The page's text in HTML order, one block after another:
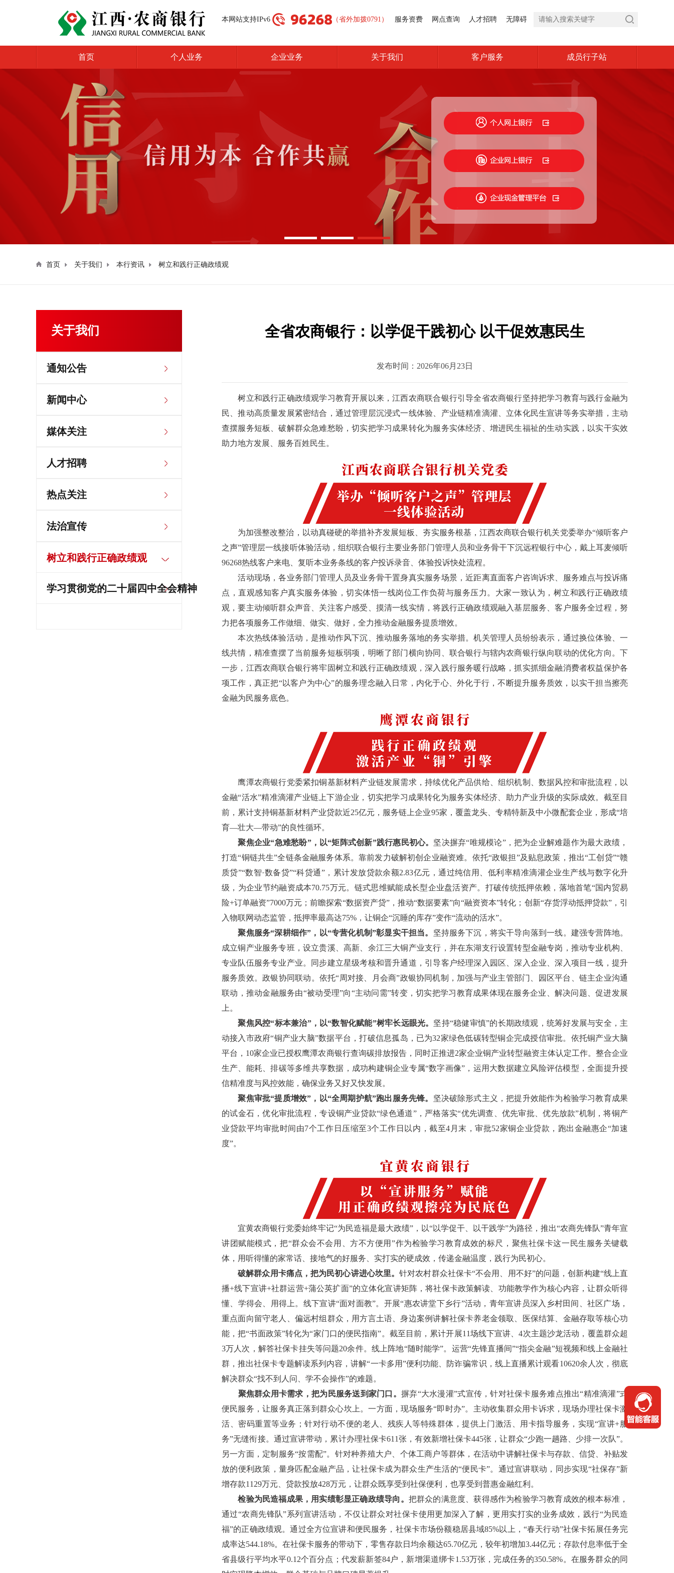
本网站支持IPv6 （省外加拨0791） 服务资费 网点查询 人才招聘 无障碍
首页 个人业务 企业业务 关于我们 客户服务 成员行子站
首页 关于我们 本行资讯 树立和践行正确政绩观
关于我们
通知公告
新闻中心
媒体关注
人才招聘
热点关注
法治宣传
树立和践行正确政绩观
学习贯彻党的二十届四中全会精神
全省农商银行：以学促干践初心 以干促效惠民生
发布时间：2026年06月23日
树立和践行正确政绩观学习教育开展以来，江西农商联合银行引导全省农商银行坚持把学习教育与践行金融为
民、推动高质量发展紧密结合，通过管理层沉浸式一线体验、产业链精准滴灌、立体化民生宣讲等务实举措，主动
查摆服务短板、破解群众急难愁盼，切实把学习成果转化为服务实体经济、增进民生福祉的生动实践，以实干实效
助力地方发展、服务百姓民生。
为加强整改整治，以动真碰硬的举措补齐发展短板、夯实服务根基，江西农商联合银行机关党委举办“倾听客户
之声”管理层一线接听体验活动，组织联合银行主要业务部门管理人员和业务骨干下沉远程银行中心，戴上耳麦倾听
96268热线客户来电、复听本业务条线的客户投诉录音、体验投诉快处流程。
活动现场，各业务部门管理人员及业务骨干置身真实服务场景，近距离直面客户咨询诉求、服务难点与投诉痛
点，直观感知客户真实服务体验，切实体悟一线岗位工作负荷与服务压力。大家一致认为，树立和践行正确政绩
观，要主动倾听群众声音、关注客户感受、摸清一线实情，将践行正确政绩观融入基层服务、客户服务全过程，努
力把各项服务工作做细、做实、做好，全力推动金融服务提质增效。
本次热线体验活动，是推动作风下沉、推动服务落地的务实举措。机关管理人员纷纷表示，通过换位体验、一
线共情，精准查摆了当前服务短板弱项，明晰了部门横向协同、联合银行与辖内农商银行纵向联动的优化方向。下
一步，江西农商联合银行将牢固树立和践行正确政绩观，深入践行服务暖行战略，抓实抓细金融消费者权益保护各
项工作，真正把“以客户为中心”的服务理念融入日常，内化于心、外化于行，不断提升服务质效，以实干担当擦亮
金融为民服务底色。
鹰潭农商银行党委紧扣铜基新材料产业链发展需求，持续优化产品供给、组织机制、数据风控和审批流程，以
金融“活水”精准滴灌产业链上下游企业，切实把学习成果转化为服务实体经济、助力产业升级的实际成效。截至目
前，累计支持铜基新材料产业贷款近25亿元，服务链上企业95家，覆盖龙头、专精特新及中小微配套企业，形成“培
育—壮大—带动”的良性循环。
聚焦企业“急难愁盼”，以“矩阵式创新”践行惠民初心。 坚决摒弃“唯规模论”，把为企业解难题作为最大政绩，
打造“铜链共生”全链条金融服务体系。靠前发力破解初创企业融资难。依托“政银担”及贴息政策，推出“工创贷”“赣
质贷”“数智·数备贷”“科贷通”，累计发放贷款余额2.83亿元，通过纯信用、低利率精准滴灌企业生产线与数字化升
级，为企业节约融资成本70.75万元。链式思维赋能成长型企业盘活资产。打破传统抵押依赖，落地首笔“国内贸易
险+订单融资”7000万元；前瞻探索“数据资产贷”，推动“数据要素”向“融资资本”转化；创新“存货浮动抵押贷款”，引
入物联网动态监管，抵押率最高达75%，让铜企“沉睡的库存”变作“流动的活水”。
聚焦服务“深耕细作”，以“专营化机制”彰显实干担当。 坚持服务下沉，将实干导向落到一线。建强专营阵地。
成立铜产业服务专班，设立贵溪、高新、余江三大铜产业支行，并在东湖支行设置转型金融专岗，推动专业机构、
专业队伍服务专业产业。同步建立星级考核和晋升通道，引导客户经理深入园区、深入企业、深入项目一线，提升
服务质效。政银协同联动。依托“周对接、月会商”政银协同机制，加强与产业主管部门、园区平台、链主企业沟通
联动，推动金融服务由“被动受理”向“主动问需”转变，切实把学习教育成果体现在服务企业、解决问题、促进发展
上。
聚焦风控“标本兼治”，以“数智化赋能”树牢长远眼光。 坚持“稳健审慎”的长期政绩观，统筹好发展与安全，主
动接入市政府“铜产业大脑”数据平台，打破信息孤岛，已为32家绿色低碳转型铜企完成授信审批。依托铜产业大脑
平台，10家企业已授权鹰潭农商银行查询碳排放报告，同时正推进2家企业铜产业转型融资主体认定工作。整合企业
生产、能耗、排碳等多维共享数据，成功构建铜企业专属“数字画像”，运用大数据建立风险评估模型，全面提升授
信精准度与风控效能，确保业务又好又快发展。
聚焦审批“提质增效”，以“全周期护航”跑出服务先锋。 坚决破除形式主义，把提升效能作为检验学习教育成果
的试金石，优化审批流程，专设铜产业贷款“绿色通道”，严格落实“优先调查、优先审批、优先放款”机制，将铜产
业贷款平均审批时间由7个工作日压缩至3个工作日以内，截至4月末，审批52家铜企业贷款，跑出金融惠企“加速
度”。
宜黄农商银行党委始终牢记“为民造福是最大政绩”，以“以学促干、以干践学”为路径，推出“农商先锋队”青年宣
讲团赋能模式，把“群众会不会用、方不方便用”作为检验学习教育成效的标尺，聚焦社保卡这一民生服务关键载
体，用听得懂的家常话、接地气的好服务、实打实的硬成效，传递金融温度，践行为民初心。
破解群众用卡痛点，把为民初心讲进心坎里。针对农村群众社保卡“不会用、用不好”的问题，创新构建“线上直
播+线下宣讲+社群运营+蒲公英扩面”的立体化宣讲矩阵，将社保卡政策解读、功能教学作为核心内容，让群众听得
懂、学得会、用得上。线下宣讲“面对面教”。开展“惠农讲堂下乡行”活动，青年宣讲员深入乡村田间、社区广场，
重点面向留守老人、偏远村组群众，用方言土语、身边案例讲解社保卡养老金领取、医保结算、金融存取等核心功
能，把“书面政策”转化为“家门口的便民指南”。截至目前，累计开展11场线下宣讲、4次主题沙龙活动，覆盖群众超
3万人次，解答社保卡挂失等问题20余件。线上阵地“随时能学”。运营“先锋直播间”“指尖金融”短视频和线上金融社
群，推出社保卡专题解读系列内容，讲解“一卡多用”便利功能、防诈骗常识，线上直播累计观看10620余人次，彻底
解决群众“找不到人问、学不会操作”的难题。
聚焦群众用卡需求，把为民服务送到家门口。摒弃“大水漫灌”式宣传，针对社保卡服务难点推出“精准滴灌”式
便民服务，让服务真正落到群众心坎上。一方面，现场服务“即时办”。主动收集群众用卡诉求，现场办理社保卡激
活、密码重置等业务；针对行动不便的老人、残疾人等特殊群体，提供上门激活、用卡指导服务，实现“宣讲+服
务”无缝衔接。通过宣讲带动，累计办理社保卡611张，有效新增社保卡445张，让群众“少跑一趟路、少排一次队”。
另一方面，定制服务“按需配”。针对种养殖大户、个体工商户等群体，在活动中讲解社保卡与存款、信贷、补贴发
放的便利政策，量身匹配金融产品，让社保卡成为群众生产生活的“便民卡”。通过宣讲联动，同步实现“社保存”新
增存款1129万元、贷款投放428万元，让群众既享受到社保便利，也享受到普惠金融红利。
检验为民造福成果，用实绩彰显正确政绩导向。 把群众的满意度、获得感作为检验学习教育成效的根本标准，
通过“农商先锋队”系列宣讲活动，不仅让群众对社保卡使用更加深入了解，更用实打实的业务成效，践行“为民造
福”的正确政绩观。通过全方位宣讲和便民服务，社保卡市场份额稳居县域85%以上，“春天行动”社保卡拓展任务完
成率达544.18%。在社保卡服务的带动下，零售存款日均余额达65.70亿元，较年初增加3.44亿元；存款付息率低于全
省县级行平均水平0.12个百分点；代发薪新签84户，新增渠道绑卡1.53万张，完成任务的350.58%。在服务群众的同